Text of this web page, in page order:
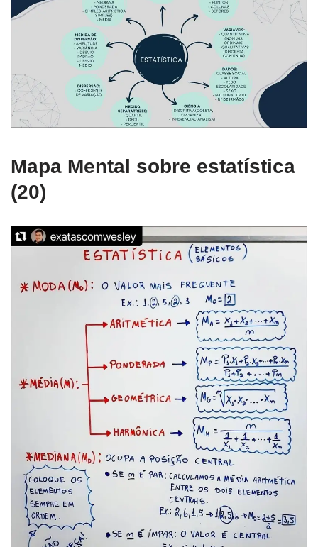
Mapa Mental sobre estatística
(20)